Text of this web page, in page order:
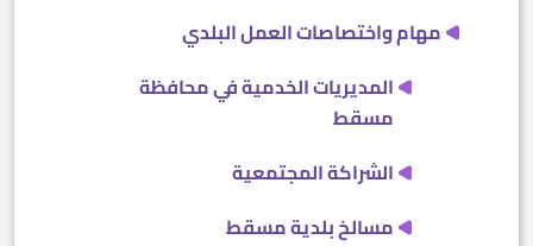
مهام واختصاصات العمل البلدي
المديريات الخدمية في محافظة
مسقط
الشراكة المجتمعية
مسالخ بلدية مسقط